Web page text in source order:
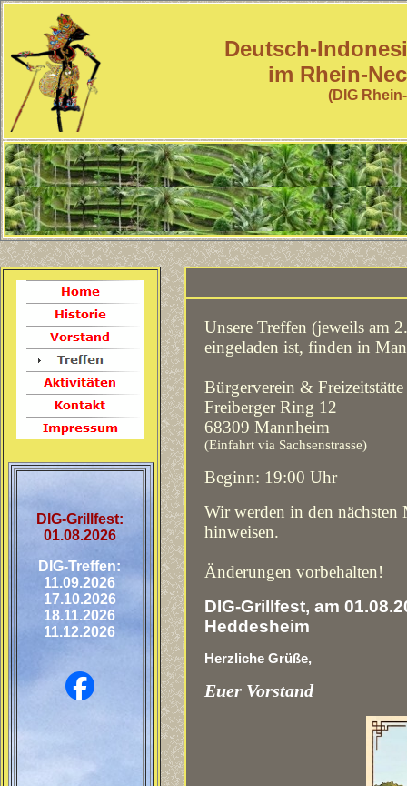
Deutsch-
im Rhein-
(DIG
DIG-Grillfest:
01.08.2026
DIG-Treffen:
11.09.2026
17.10.2026
18.11.2026
11.12.2026
Unsere Treffen (jeweils am
eingeladen ist, finden in
Bürgerverein &
Freiberger Ring 12
68309 Mannheim
(Einfahrt via Sachsenstrasse)
Beginn: 19:00 Uhr
Wir werden in den nächsten
hinweisen.
Änderungen vorbehalten!
DIG-Grillfest, am
Heddesheim
Herzliche Grüße,
Euer Vorstand